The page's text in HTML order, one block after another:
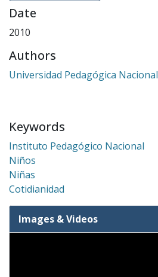
Date
2010
Authors
Universidad Pedagógica Nacional
Keywords
Instituto Pedagógico Nacional
Niños
Niñas
Cotidianidad
Images & Videos